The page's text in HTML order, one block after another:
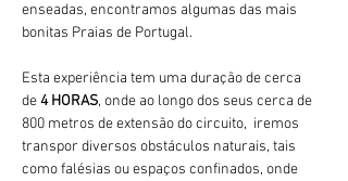
enseadas, encontramos algumas das mais
bonitas Praias de Portugal.
Esta experiência tem uma duração de cerca
de 4 HORAS, onde ao longo dos seus cerca de
800 metros de extensão do circuito,  iremos
transpor diversos obstáculos naturais, tais
como falésias ou espaços confinados, onde